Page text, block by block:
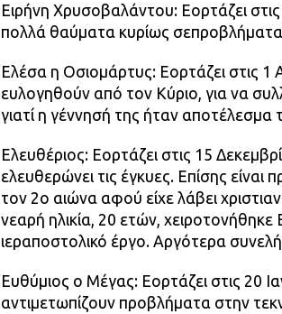
Ειρήνη Χρυσοβαλάντου: Εορτάζει
πολλά θαύματα κυρίως σεπροβλήματα
Ελέσα η Οσιομάρτυς: Εορτάζει στις 1
ευλογηθούν από τον Κύριο, για να
γιατί η γέννησή της ήταν αποτέλεσμα
Ελευθέριος: Εορτάζει στις 15
ελευθερώνει τις έγκυες. Επίσης
τον 2ο αιώνα αφού είχε λάβει
νεαρή ηλικία, 20 ετών, χειροτονήθηκε
ιεραποστολικό έργο. Αργότερα
Ευθύμιος ο Μέγας: Εορτάζει στις 20
αντιμετωπίζουν προβλήματα στην